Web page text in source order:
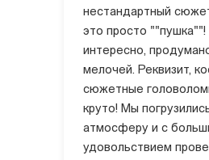
нестандартный
это просто ""пушка""!
интересно,
мелочей. Реквизит,
сюжетные
круто! Мы
атмосферу и с
удовольствием